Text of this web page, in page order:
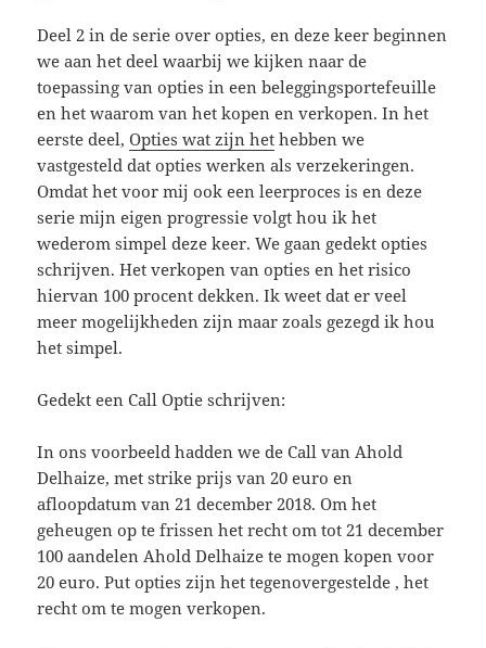
Deel 2 in de serie over opties, en deze keer beginnen
we aan het deel waarbij we kijken naar de
toepassing van opties in een beleggingsportefeuille
en het waarom van het kopen en verkopen. In het
eerste deel,Opties wat zijn het hebben we
vastgesteld dat opties werken als verzekeringen.
Omdat het voor mij ook een leerproces is en deze
serie mijn eigen progressie volgt hou ik het
wederom simpel deze keer. We gaan gedekt opties
schrijven. Het verkopen van opties en het risico
hiervan 100 procent dekken. Ik weet dat er veel
meer mogelijkheden zijn maar zoals gezegd ik hou
het simpel.
Gedekt een Call Optie schrijven:
In ons voorbeeld hadden we de Call van Ahold
Delhaize, met strike prijs van 20 euro en
afloopdatum van 21 december 2018. Om het
geheugen op te frissen het recht om tot 21 december
100 aandelen Ahold Delhaize te mogen kopen voor
20 euro. Put opties zijn het tegenovergestelde , het
recht om te mogen verkopen.